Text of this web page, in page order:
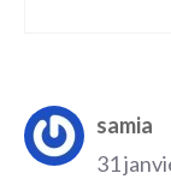
samia
31